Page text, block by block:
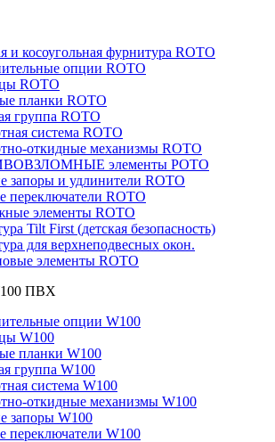
и косоугольная фурнитура ROTO
опции ROTO
ROTO
планки ROTO
группа ROTO
система ROTO
откидные механизмы ROTO
элементы РОТО
запоры и удлинители ROTO
переключатели ROTO
элементы ROTO
Tilt First (детская безопасность)
для верхнеподвесных окон.
элементы ROTO
ПВХ
опции W100
W100
планки W100
группа W100
система W100
откидные механизмы W100
запоры W100
переключатели W100